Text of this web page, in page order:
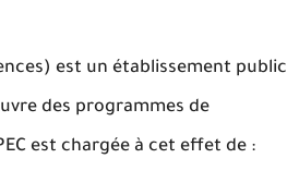
est un établissement public
des programmes de
est chargée à cet effet de :